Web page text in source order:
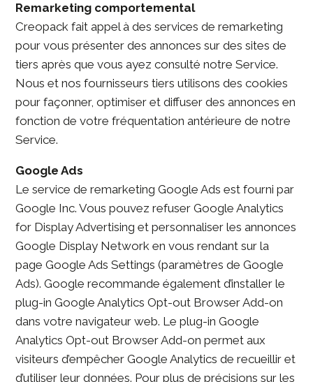
Remarketing comportemental
Creopack fait appel à des services de remarketing
pour vous présenter des annonces sur des sites de
tiers après que vous ayez consulté notre Service.
Nous et nos fournisseurs tiers utilisons des cookies
pour façonner, optimiser et diffuser des annonces en
fonction de votre fréquentation antérieure de notre
Service.
Google Ads
Le service de remarketing Google Ads est fourni par
Google Inc. Vous pouvez refuser Google Analytics
for Display Advertising et personnaliser les annonces
Google Display Network en vous rendant sur la
page Google Ads Settings (paramètres de Google
Ads). Google recommande également d’installer le
plug-in Google Analytics Opt-out Browser Add-on
dans votre navigateur web. Le plug-in Google
Analytics Opt-out Browser Add-on permet aux
visiteurs d’empêcher Google Analytics de recueillir et
d’utiliser leur données. Pour plus de précisions sur les